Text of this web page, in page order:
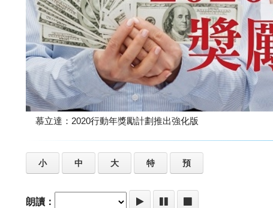
慕立達：2020行動年獎勵計劃推出強化版
小 中 大 特 預
朗讀：